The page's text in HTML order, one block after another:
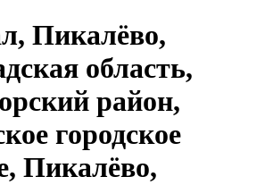
Пикалёво,
область,
район,
городское
Пикалёво,